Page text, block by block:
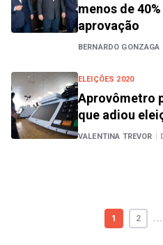
menos de
aprovação
BERNARDO GONZAGA
ELEIÇÕES 2020
Aprovômetro
que adiou
VALENTINA TREVOR |
1 2 ...